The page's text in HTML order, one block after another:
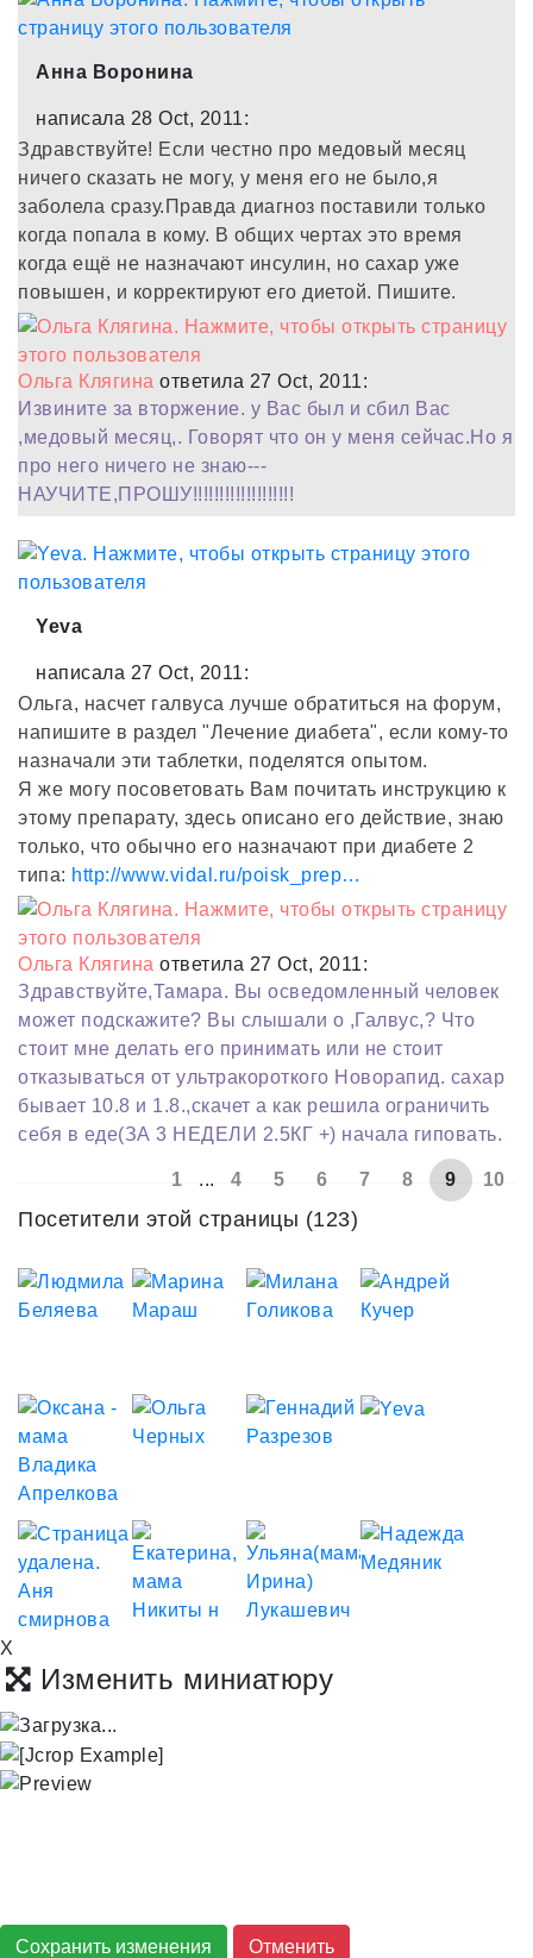
Анна Воронина
написала 28 Oct, 2011:
Здравствуйте! Если честно про медовый месяц
ничего сказать не могу, у меня его не было,я
заболела сразу.Правда диагноз поставили только
когда попала в кому. В общих чертах это время
когда ещё не назначают инсулин, но сахар уже
повышен, и корректируют его диетой. Пишите.
Ольга Клягина ответила 27 Oct, 2011:
Извините за вторжение. у Вас был и сбил Вас
,медовый месяц,. Говорят что он у меня сейчас.Но я
про него ничего не знаю---
НАУЧИТЕ,ПРОШУ!!!!!!!!!!!!!!!!!!!
Yeva
написала 27 Oct, 2011:
Ольга, насчет галвуса лучше обратиться на форум,
напишите в раздел "Лечение диабета", если кому-то
назначали эти таблетки, поделятся опытом.
Я же могу посоветовать Вам почитать инструкцию к
этому препарату, здесь описано его действие, знаю
только, что обычно его назначают при диабете 2
типа: http://www.vidal.ru/poisk_prep…
Ольга Клягина ответила 27 Oct, 2011:
Здравствуйте,Тамара. Вы осведомленный человек
может подскажите? Вы слышали о ,Галвус,? Что
стоит мне делать его принимать или не стоит
отказываться от ультракороткого Новорапид. сахар
бывает 10.8 и 1.8.,скачет а как решила ограничить
себя в еде(ЗА 3 НЕДЕЛИ 2.5КГ +) начала гиповать.
1 ... 4 5 6 7 8 9 10
Посетители этой страницы (123)
X
Изменить миниатюру
Сохранить изменения